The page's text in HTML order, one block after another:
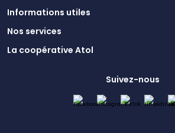
Informations utiles
Nos services
La coopérative Atol
Suivez-nous